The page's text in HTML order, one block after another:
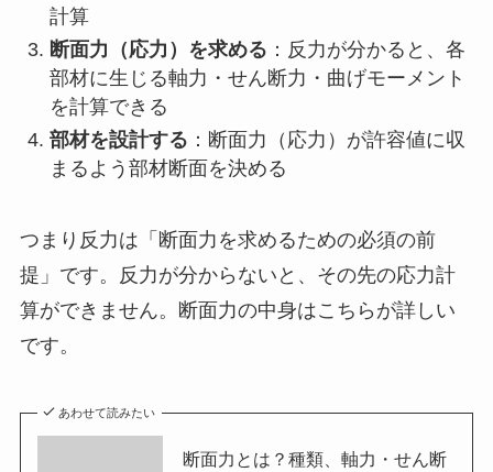
計算
断面力（応力）を求める ：反力が分かると、各
部材に生じる軸力・せん断力・曲げモーメント
を計算できる
部材を設計する ：断面力（応力）が許容値に収
まるよう部材断面を決める
つまり反力は「断面力を求めるための必須の前
提」です。反力が分からないと、その先の応力計
算ができません。断面力の中身はこちらが詳しい
です。
あわせて読みたい
断面力とは？種類、軸力・せん断